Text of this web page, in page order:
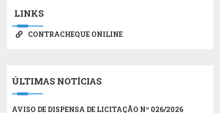
LINKS
CONTRACHEQUE ONILINE
ÚLTIMAS NOTÍCIAS
AVISO DE DISPENSA DE LICITAÇÃO Nº 026/2026